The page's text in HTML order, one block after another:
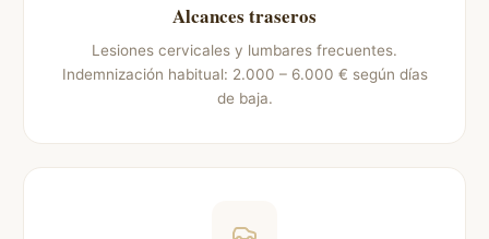
Alcances traseros
Lesiones cervicales y lumbares frecuentes.
Indemnización habitual: 2.000 – 6.000 € según días
de baja.